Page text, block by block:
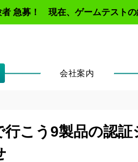
急募！ 現在、ゲームテストの
会社案内
行こう9製品の認